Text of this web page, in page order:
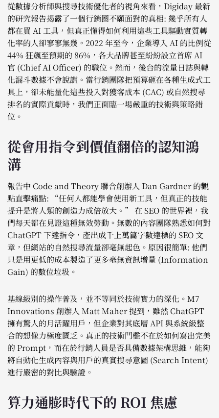
從數據分析師與搜尋技術優化者的視角來看，Digiday 最新
的研究報告揭露了一個行銷圈不願面對的真相: 幾乎所有人
都在買 AI 工具，但真正懂得如何利用這些工具驅動實質轉
化率的人卻寥寥無幾。2022 年至今，企業導入 AI 的比例從
44% 狂飆至預期的 86%，各大品牌甚至紛紛設立首席 AI
官 (Chief AI Officer) 的職位。然而，後台的流量日誌與轉
化漏斗數據不會說謊。當行銷團隊把預算砸在各種生成式工
具上，卻未能量化這些投入對獲客成本 (CAC) 或自然搜尋
排名的實際貢獻時，我們正面臨一場嚴重的技術與策略錯
位。
從會用指令到價值翻倍的認知鴻
溝
報告中 Code and Theory 聯合創辦人 Dan Gardner 的觀
點直擊痛點: “任何人都能學會使用新工具，但真正的技能
提升是將人類的創造力成倍放大。” 在 SEO 的世界裡，我
們每天都在見證這種無效勞動。無數的內容團隊熟悉如何對
ChatGPT 下達指令，產出成千上萬篇字數達標的 SEO 文
章，但網站的自然搜尋流量卻毫無起色。原因很簡單: 他們
只是用更低的成本製造了更多毫無資訊增量 (Information
Gain) 的數位垃圾。
基線級別的操作普及，並不等同於技術實力的深化。M7
Innovations 創辦人 Matt Maher 提到，雖然 ChatGPT
擁有驚人的月活躍用戶，但企業對其底層 API 與系統級整
合的想像力極度匱乏。真正的技術門檻不在於如何寫出完美
的 Prompt，而在於行銷人員是否具備數據架構思維，能夠
將自動化生成內容與用戶的真實搜尋意圖 (Search Intent)
進行嚴密的對比與驗證。
算力通膨時代下的 ROI 焦慮